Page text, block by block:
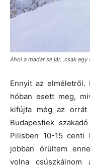
Ahol a madár se jár…csak egy
Ennyit az
hóban esett meg,
kifújta még az orrát
Budapestiek
Pilisben 10-15 centi
jobban örültem
volna